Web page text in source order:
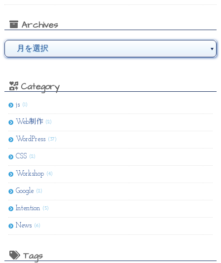
Archives
Category
js (1)
Web制作 (2)
WordPress (37)
CSS (2)
Workshop (4)
Google (2)
Intention (5)
News (6)
Tags